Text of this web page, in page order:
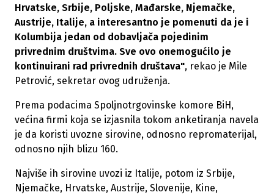
Hrvatske, Srbije, Poljske, Mađarske, Njemačke,
Austrije, Italije, a interesantno je pomenuti da je i
Kolumbija jedan od dobavljača pojedinim
privrednim društvima. Sve ovo onemogućilo je
kontinuirani rad privrednih društava", rekao je Mile
Petrović, sekretar ovog udruženja.
Prema podacima Spoljnotrgovinske komore BiH,
većina firmi koja se izjasnila tokom anketiranja navela
je da koristi uvozne sirovine, odnosno repromaterijal,
odnosno njih blizu 160.
Najviše ih sirovine uvozi iz Italije, potom iz Srbije,
Njemačke, Hrvatske, Austrije, Slovenije, Kine,